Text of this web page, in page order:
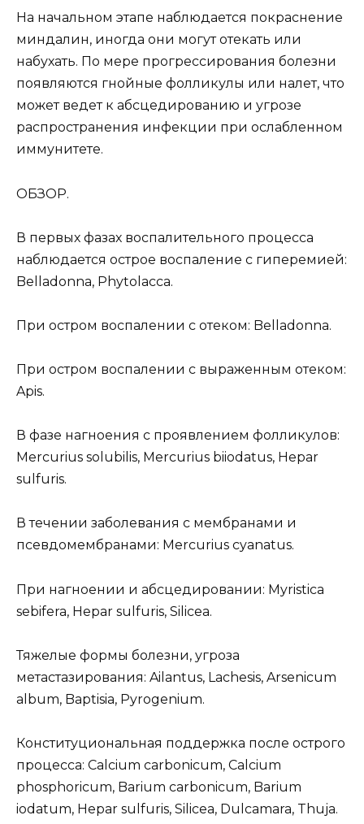
На начальном этапе наблюдается покраснение
миндалин, иногда они могут отекать или
набухать. По мере прогрессирования болезни
появляются гнойные фолликулы или налет, что
может ведет к абсцедированию и угрозе
распространения инфекции при ослабленном
иммунитете.
ОБЗОР.
В первых фазах воспалительного процесса
наблюдается острое воспаление с гиперемией:
Belladonna, Phytolacca.
При остром воспалении с отеком: Belladonna.
При остром воспалении с выраженным отеком:
Apis.
В фазе нагноения с проявлением фолликулов:
Mercurius solubilis, Mercurius biiodatus, Hepar
sulfuris.
В течении заболевания с мембранами и
псевдомембранами: Mercurius cyanatus.
При нагноении и абсцедировании: Myristica
sebifera, Hepar sulfuris, Silicea.
Тяжелые формы болезни, угроза
метастазирования: Ailantus, Lachesis, Arsenicum
album, Baptisia, Pyrogenium.
Конституциональная поддержка после острого
процесса: Calcium carbonicum, Calcium
phosphoricum, Barium carbonicum, Barium
iodatum, Hepar sulfuris, Silicea, Dulcamara, Thuja.